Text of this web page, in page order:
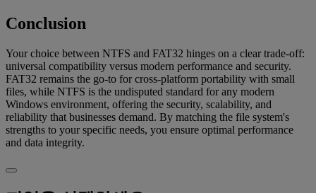
Conclusion
Your choice between NTFS and FAT32 hinges on a clear trade-off:
universal compatibility versus modern performance and security.
FAT32 remains the go-to for cross-platform portability with small
files, while NTFS is the undisputed standard for any modern
Windows environment, offering the security, scalability, and
reliability that businesses demand. By matching the file system's
strengths to your specific needs, you ensure optimal performance
and data integrity.